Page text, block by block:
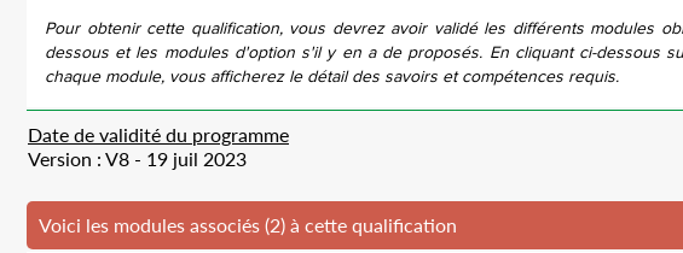
Pour obtenir cette qualification, vous devrez avoir validé les différents modules
dessous et les modules d'option s'il y en a de proposés. En cliquant ci-dessous
chaque module, vous afficherez le détail des savoirs et compétences requis.
Date de validité du programme
Version : V8 - 19 juil 2023
Voici les modules associés (2) à cette qualification